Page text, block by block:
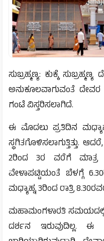
ಸುಬ್ರಹ್ಮಣ್ಯ: ಕುಕ್ಕೆ
ಅನುಕೂಲವಾಗುವಂತೆ
ಗಂಟೆ ವಿಸ್ತರಿಸಲಾಗಿದೆ.
ಈ ಮೊದಲು ಪ್ರತಿದಿನ
ಸ್ಥಗಿತಗೊಳಿಸಲಾಗುತ್ತಿತ್ತು.
2ರಿಂದ 3ರ ವರೆಗೆ
ವೇಳಾಪಟ್ಟಿಯಂತೆ ಬೆಳಗ್ಗೆ
ಮಧ್ಯಾಹ್ನ 3ರಿಂದ ರಾತ್ರಿ
ಮಹಾಮಂಗಳಾರತಿ ಸಮಯದಲ್ಲಿ
ದರ್ಶನ ಇರುವುದಿಲ್ಲ. ಈ